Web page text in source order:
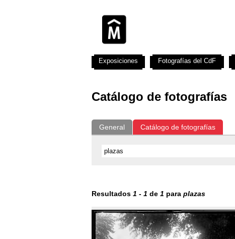
Catálogo de fotografías
General Catálogo de fotografías
Resultados 1 - 1 de 1 para plazas
Exposiciones Fotografías del CdF